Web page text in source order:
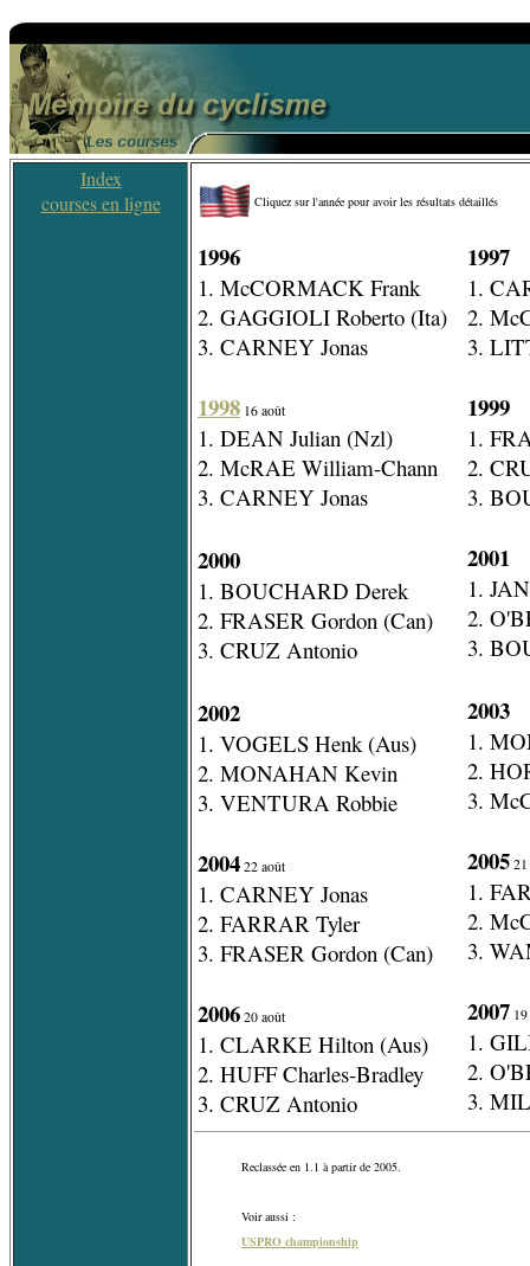
Index
courses en ligne
Cliquez sur l'année pour avoir les résultats détaillés
1996
1. McCORMACK Frank
2. GAGGIOLI Roberto (Ita)
3. CARNEY Jonas
1998 16 août
1. DEAN Julian (Nzl)
2. McRAE William-Chann
3. CARNEY Jonas
2000
1. BOUCHARD Derek
2. FRASER Gordon (Can)
3. CRUZ Antonio
2002
1. VOGELS Henk (Aus)
2. MONAHAN Kevin
3. VENTURA Robbie
2004 22 août
1. CARNEY Jonas
2. FARRAR Tyler
3. FRASER Gordon (Can)
2006 20 août
1. CLARKE Hilton (Aus)
2. HUFF Charles-Bradley
3. CRUZ Antonio
1997
1.
2.
3.
1999
1.
2.
3.
2001
1.
2.
3.
2003
1.
2.
3.
2005 21
1.
2.
3.
2007
1.
2.
3.
Reclassée en 1.1 à partir de 2005.
Voir aussi :
USPRO championship